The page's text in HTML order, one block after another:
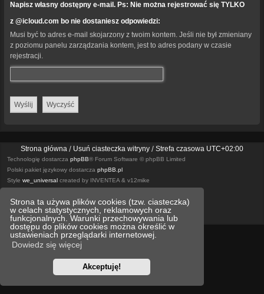
Strona ta używa plików cookies (tzw. ciasteczka)
w celach statystycznych, reklamowych oraz
funkcjonalnych. Warunki przechowywania lub
dostępu do plików cookies można określić w
ustawieniach przeglądarki internetowej.
Dowiedz się więcej
Akceptuję!
Napisz własny dostępny e-mail. Ps: Nie można rejestrować się TYLKO
z @icloud.com bo nie dostaniesz odpowiedzi:
Musi być to adres e-mail skojarzony z twoim kontem. Jeśli nie był zmieniany
z poziomu panelu zarządzania kontem, jest to adres podany w czasie
rejestracji.
Strona główna Usuń ciasteczka witryny Strefa czasowa UTC+02:00
Technologię dostarcza phpBB® Forum Software © phpBB Limited
Polski pakiet językowy dostarcza phpBB.pl
Style we_universal created by INVENTEA & v12mike
Optimized by:phpBB SEO
Zasady ochrony danych osobowych Regulamin